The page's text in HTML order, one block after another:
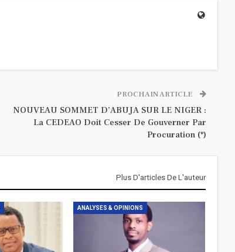
PROCHAIN ARTICLE
NOUVEAU SOMMET D’ABUJA SUR LE NIGER :
La CEDEAO Doit Cesser De Gouverner Par
Procuration (*)
Plus D'articles De L'auteur
ANALYSES & OPINIONS